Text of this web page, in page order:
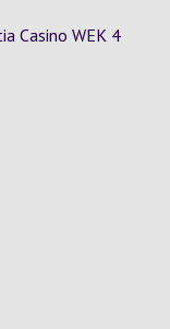
Casino WEK 4